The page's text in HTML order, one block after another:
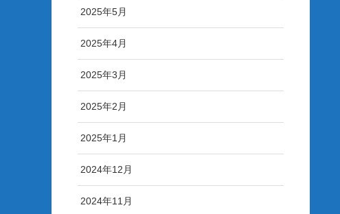
2025年5月
2025年4月
2025年3月
2025年2月
2025年1月
2024年12月
2024年11月